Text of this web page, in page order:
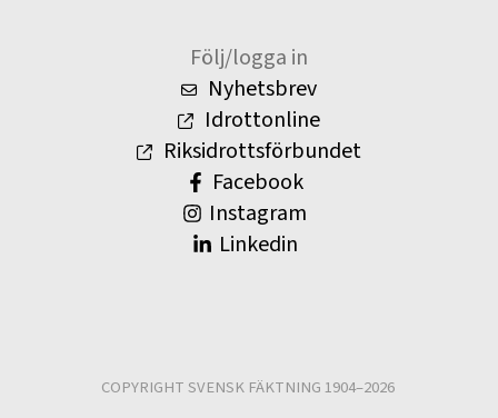
Följ/logga in
Nyhetsbrev
Idrottonline
Riksidrottsförbundet
Facebook
Instagram
Linkedin
COPYRIGHT SVENSK FÄKTNING 1904–2026